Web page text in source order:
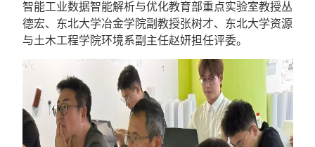
智能工业数据智能解析与优化教育部重点实验室教授丛
德宏、东北大学冶金学院副教授张树才、东北大学资源
与土木工程学院环境系副主任赵妍担任评委。